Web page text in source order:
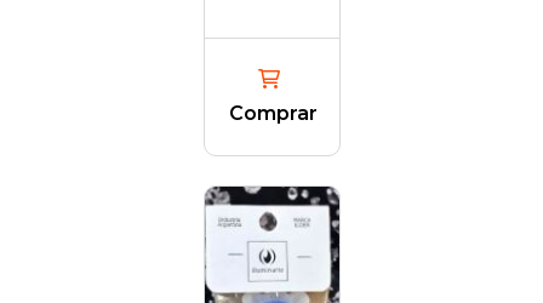
Comprar